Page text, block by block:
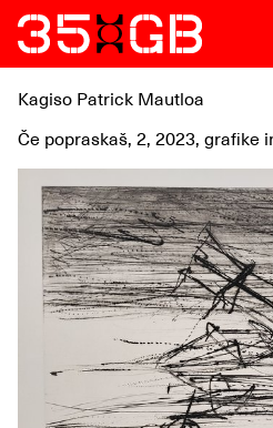
Kagiso Patrick Mautloa
Če popraskaš, 2, 2023, grafike